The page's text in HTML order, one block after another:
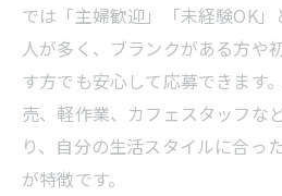
では「主婦歓迎」「未経験OK
人が多く、ブランクがある方や
す方でも安心して応募できます
売、軽作業、カフェスタッフな
り、自分の生活スタイルに合っ
が特徴です。